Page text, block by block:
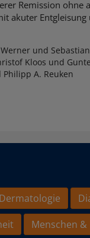
Remission ohne
akuter
und
Kloos und
A. Reuken
Dermatologie
Menschen &